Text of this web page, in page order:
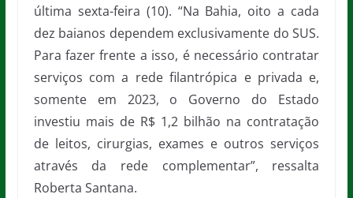
última sexta-feira (10). “Na Bahia, oito a cada
dez baianos dependem exclusivamente do SUS.
Para fazer frente a isso, é necessário contratar
serviços com a rede filantrópica e privada e,
somente em 2023, o Governo do Estado
investiu mais de R$ 1,2 bilhão na contratação
de leitos, cirurgias, exames e outros serviços
através da rede complementar”, ressalta
Roberta Santana.